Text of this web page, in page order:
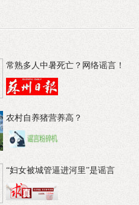
常熟多人中暑死亡？网络谣言！
农村自养猪营养高？
“妇女被城管逼进河里”是谣言